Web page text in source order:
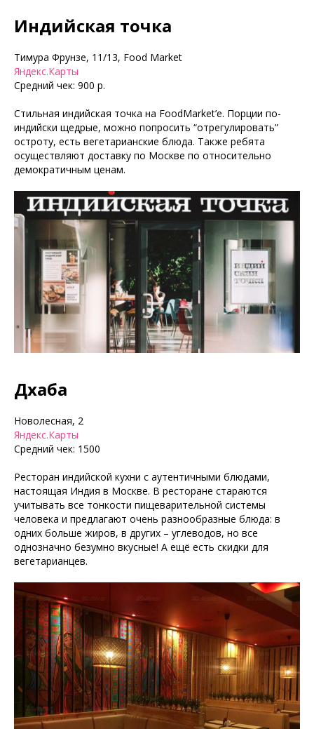
Индийская точка
Тимура Фрунзе, 11/13, Food Market
Яндекс.Карты
Средний чек: 900 р.
Стильная индийская точка на FoodMarket’е. Порции по-
индийски щедрые, можно попросить “отрегулировать”
остроту, есть вегетарианские блюда. Также ребята
осуществляют доставку по Москве по относительно
демократичным ценам.
Дхаба
Новолесная, 2
Яндекс.Карты
Средний чек: 1500
Ресторан индийской кухни с аутентичными блюдами,
настоящая Индия в Москве. В ресторане стараются
учитывать все тонкости пищеварительной системы
человека и предлагают очень разнообразные блюда: в
одних больше жиров, в других – углеводов, но все
однозначно безумно вкусные! А ещё есть скидки для
вегетарианцев.